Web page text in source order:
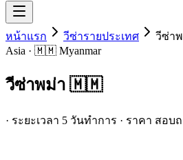
หน้าแรก วีซ่ารายประเทศ วีซ่า
Asia · 🇲🇲 Myanmar
วีซ่าพม่า 🇲🇲
· ระยะเวลา 5 วันทำการ · ราคา สอบ